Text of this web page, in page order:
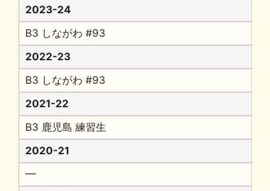
2023-24
B3 しながわ #93
2022-23
B3 しながわ #93
2021-22
B3 鹿児島 練習生
2020-21
━